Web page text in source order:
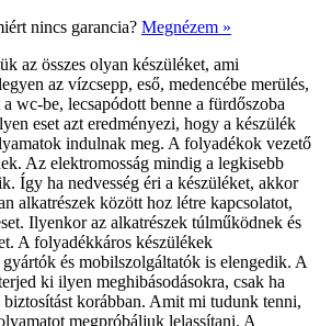
nincs garancia? Megnézem »
az összes olyan készüléket, ami
az vízcsepp, eső, medencébe merülés,
wc-be, lecsapódott benne a fürdőszoba
eset azt eredményezi, hogy a készülék
indulnak meg. A folyadékok vezető
Az elektromosság mindig a legkisebb
Így ha nedvesség éri a készüléket, akkor
alkatrészek között hoz létre kapcsolatot,
Ilyenkor az alkatrészek túlműködnek és
A folyadékkáros készülékek
és mobilszolgáltatók is elengedik. A
ki ilyen meghibásodásokra, csak ha
korábban. Amit mi tudunk tenni,
megpróbáljuk lelassítani. A